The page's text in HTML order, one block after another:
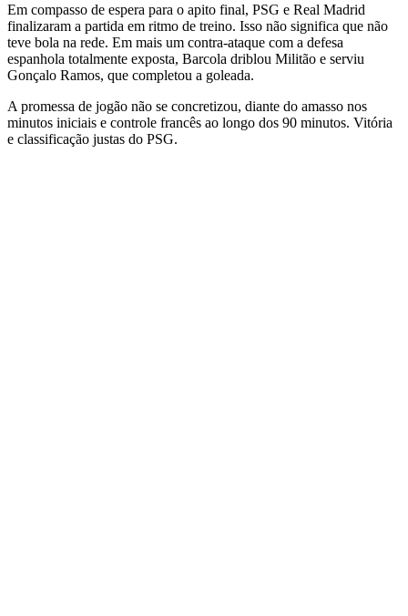
Em compasso de espera para o apito final, PSG e Real Madrid
finalizaram a partida em ritmo de treino. Isso não significa que não
teve bola na rede. Em mais um contra-ataque com a defesa
espanhola totalmente exposta, Barcola driblou Militão e serviu
Gonçalo Ramos, que completou a goleada.
A promessa de jogão não se concretizou, diante do amasso nos
minutos iniciais e controle francês ao longo dos 90 minutos. Vitória
e classificação justas do PSG.